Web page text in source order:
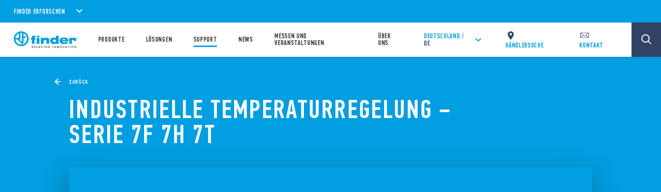
FINDER ERFORSCHEN
PRODUKTE LÖSUNGEN SUPPORT NEWS
MESSEN UND
VERANSTALTUNGEN
ÜBER
UNS
DEUTSCHLAND /
DE
HÄNDLERSUCHE KONTAKT
ZURÜCK
INDUSTRIELLE TEMPERATURREGELUNG –
SERIE 7F 7H 7T